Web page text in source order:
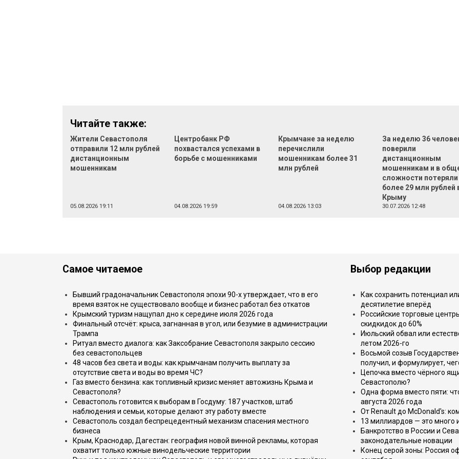
Читайте также:
Жители Севастополя
отправили 12 млн рублей
дистанционным
мошенникам
05.08.2026 19:11
Центробанк РФ
похвастался успехами в
борьбе с мошенниками
04.08.2026 19:59
Крымчане за неделю
перечислили
мошенникам более 31
млн рублей
04.08.2026 13:03
За неделю 36
поверили
дистанционным
мошенникам и в
сложности потеряли
более 29 млн рублей
Крыму
30.07.2026 12:48
Самое читаемое
Бывший градоначальник Севастополя эпохи 90-х утверждает, что в его
время взяток не существовало вообще и бизнес работал без откатов
Крымский туризм нащупал дно к середине июля 2026 года
Финальный отсчёт: крыса, загнанная в угол, или безумие в администрации
Трампа
Ритуал вместо диалога: как Заксобрание Севастополя закрыло сессию
без севастопольцев
48 часов без света и воды: как крымчанам получить выплату за
отсутствие света и воды во время ЧС?
Газ вместо бензина: как топливный кризис меняет автожизнь Крыма и
Севастополя?
Севастополь готовится к выборам в Госдуму: 187 участков, штаб
наблюдения и семьи, которые делают эту работу вместе
Севастополь создал беспрецедентный механизм спасения местного
бизнеса
Крым, Краснодар, Дагестан: география новой винной рекламы, которая
охватит только южные винодельческие территории
Выбор редакции
Как сохранить потенциал
десятилетие вперёд
Российские торговые
скидкидок до 60%
Июльский обвал или
летом 2026-го
Восьмой созыв
получил, и формулирует,
Цепочка вместо чёрного
Севастополю?
Одна форма вместо пяти:
августа 2026 года
От Renault до McDonald's:
13 миллиардов — это много
Банкротство в России и
законодательные новации
Конец серой зоны: Россия